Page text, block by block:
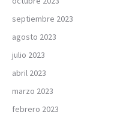
septiembre 2023
agosto 2023
julio 2023
abril 2023
marzo 2023
febrero 2023